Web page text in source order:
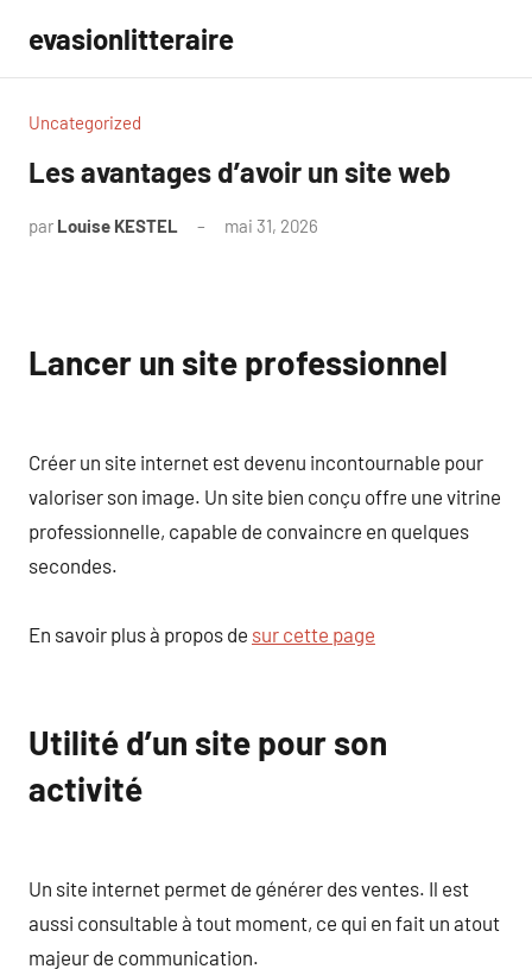
contenu
evasionlitteraire
Uncategorized
Les avantages d’avoir un site web
par Louise KESTEL mai 31, 2026
Lancer un site professionnel
Créer un site internet est devenu incontournable pour
valoriser son image. Un site bien conçu offre une vitrine
professionnelle, capable de convaincre en quelques
secondes.
En savoir plus à propos de sur cette page
Utilité d’un site pour son
activité
Un site internet permet de générer des ventes. Il est
aussi consultable à tout moment, ce qui en fait un atout
majeur de communication.